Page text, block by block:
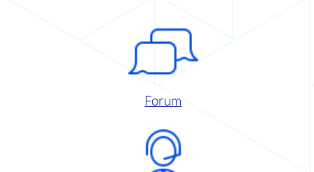
Forum